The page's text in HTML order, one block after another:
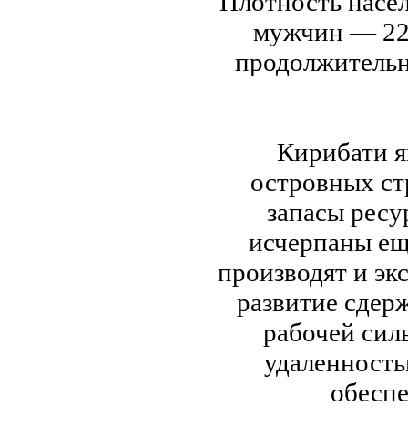
мужчин —
Кирибати
островных
запасы
исчерпаны
производят и
развитие
рабочей